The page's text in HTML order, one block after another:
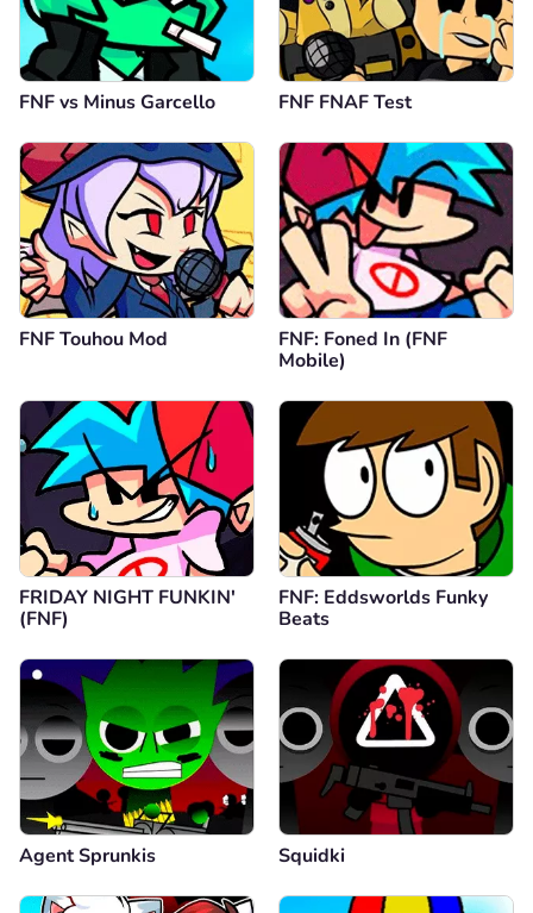
FNF vs Minus Garcello FNF FNAF Test
FNF Touhou Mod
FNF: Foned In (FNF
Mobile)
FRIDAY NIGHT FUNKIN'
(FNF)
FNF: Eddsworlds Funky
Beats
Agent Sprunkis Squidki